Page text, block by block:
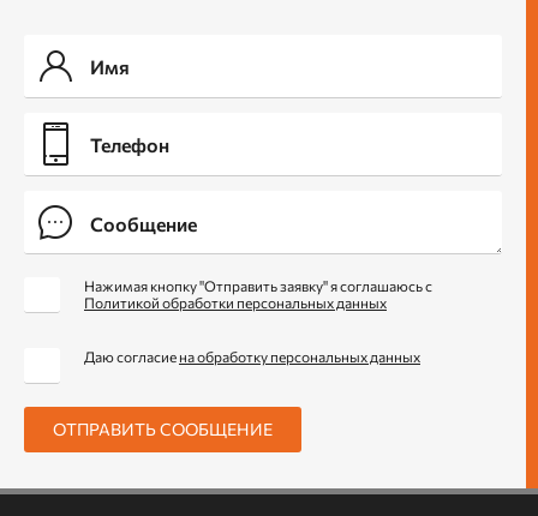
Нажимая кнопку "Отправить заявку" я соглашаюсь с
Политикой обработки персональных данных
Даю согласие на обработку персональных данных
ОТПРАВИТЬ СООБЩЕНИЕ